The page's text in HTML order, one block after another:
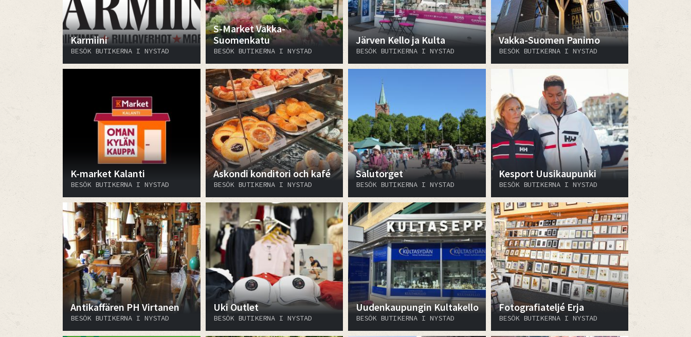
Karmiini
BESÖK BUTIKERNA I NYSTAD
S-Market Vakka-
Suomenkatu
BESÖK BUTIKERNA I NYSTAD
Järven Kello ja Kulta
BESÖK BUTIKERNA I NYSTAD
Vakka-Suomen Panimo
BESÖK BUTIKERNA I NYSTAD
K-market Kalanti
BESÖK BUTIKERNA I NYSTAD
Askondi konditori och kafé
BESÖK BUTIKERNA I NYSTAD
Salutorget
BESÖK BUTIKERNA I NYSTAD
Kesport Uusikaupunki
BESÖK BUTIKERNA I NYSTAD
Antikaffären PH Virtanen
BESÖK BUTIKERNA I NYSTAD
Uki Outlet
BESÖK BUTIKERNA I NYSTAD
Uudenkaupungin Kultakello
BESÖK BUTIKERNA I NYSTAD
Fotografiateljé Erja
BESÖK BUTIKERNA I NYSTAD